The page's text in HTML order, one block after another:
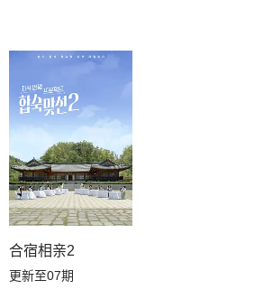
20260324直播高清版回放
合宿相亲2
更新至07期